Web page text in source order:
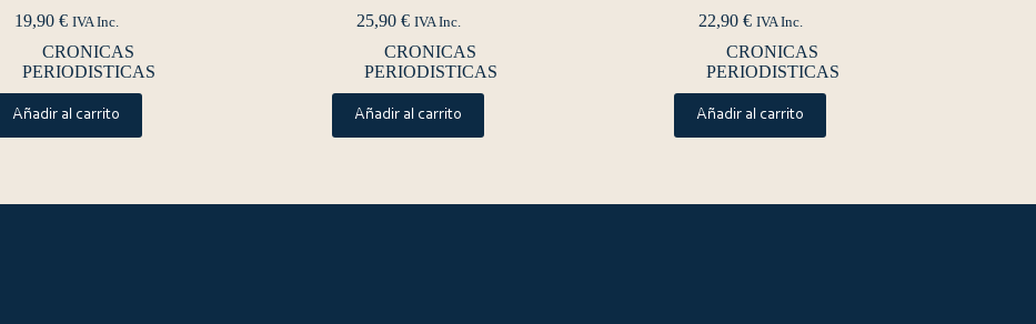
19,90 € IVA Inc.
CRONICAS
PERIODISTICAS
Añadir al carrito
25,90 € IVA Inc.
CRONICAS
PERIODISTICAS
Añadir al carrito
22,90 € IVA Inc.
CRONICAS
PERIODISTICAS
Añadir al carrito